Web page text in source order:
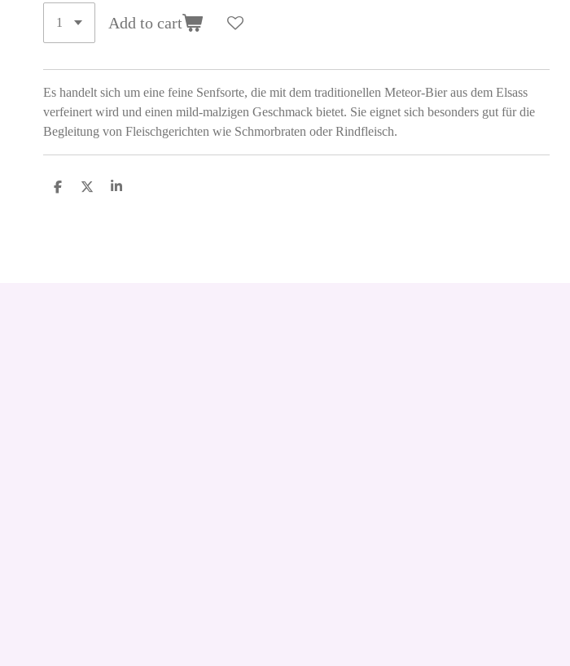
Add to cart
Es handelt sich um eine feine Senfsorte, die mit dem traditionellen Meteor-Bier aus dem Elsass
verfeinert wird und einen mild-malzigen Geschmack bietet. Sie eignet sich besonders gut für die
Begleitung von Fleischgerichten wie Schmorbraten oder Rindfleisch.
S
S
S